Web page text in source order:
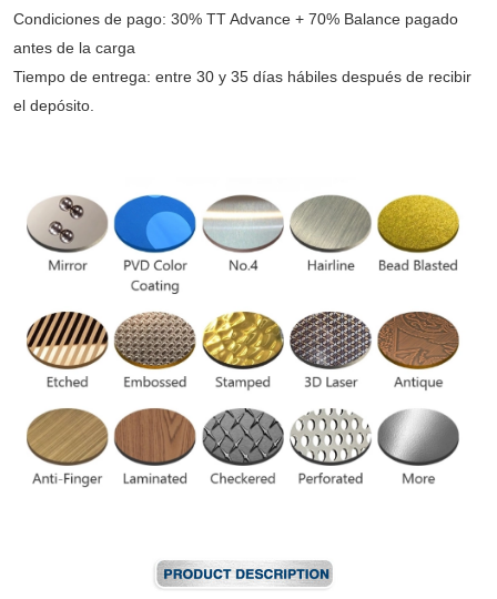
Condiciones de pago: 30% TT Advance + 70% Balance pagado
antes de la carga
Tiempo de entrega: entre 30 y 35 días hábiles después de recibir
el depósito.